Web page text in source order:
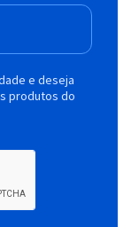
e deseja
produtos do